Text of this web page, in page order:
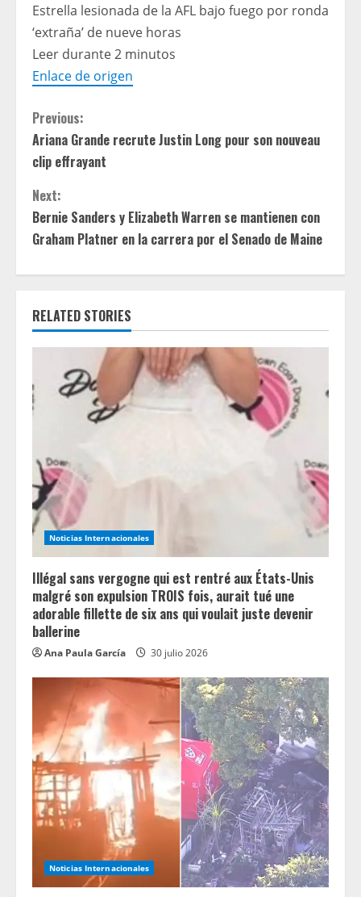
Estrella lesionada de la AFL bajo fuego por ronda
‘extraña’ de nueve horas
Leer durante 2 minutos
Enlace de origen
C
o
n
t
u
R
a
d
i
n
g
Previous:
Ariana Grande recrute Justin Long pour son nouveau
clip effrayant
Next:
Bernie Sanders y Elizabeth Warren se mantienen con
Graham Platner en la carrera por el Senado de Maine
RELATED STORIES
Noticias Internacionales
Illégal sans vergogne qui est rentré aux États-Unis
malgré son expulsion TROIS fois, aurait tué une
adorable fillette de six ans qui voulait juste devenir
ballerine
Ana Paula García 30 julio 2026
Noticias Internacionales